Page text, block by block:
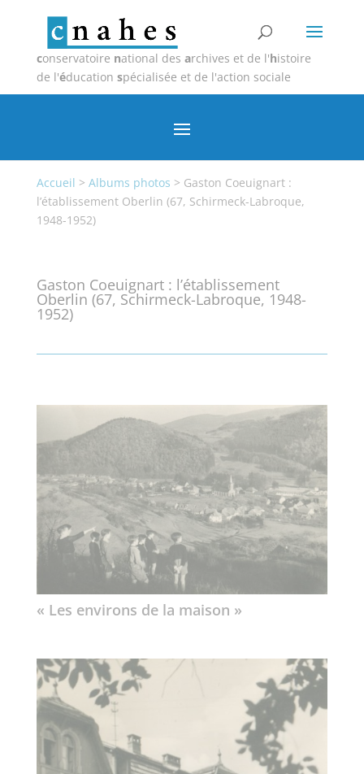
conservatoire national des archives et de l'histoire
de l'éducation spécialisée et de l'action sociale
Accueil > Albums photos > Gaston Coeuignart :
l’établissement Oberlin (67, Schirmeck-Labroque,
1948-1952)
Gaston Coeuignart : l’établissement
Oberlin (67, Schirmeck-Labroque, 1948-
1952)
« Les environs de la maison »